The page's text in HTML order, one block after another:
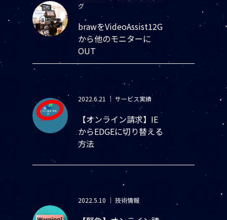
グ
brawをVideoAssist12G
から他のモニターに
OUT
2022.6.21 ｜ サービス実績
【オンライン請求】IE
からEDGEに切り替える
方法
2022.5.10 ｜ 技術情報